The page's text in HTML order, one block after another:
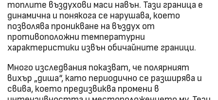
топлите въздухови маси навън. Тази граница е
динамична и понякога се нарушава, което
позволява проникване на въздух от
противоположни температурни
характеристики извън обичайните граници.
Много изследвания показват, че полярният
вихър „диша“, като периодично се разширява и
свива, което предизвиква промени в